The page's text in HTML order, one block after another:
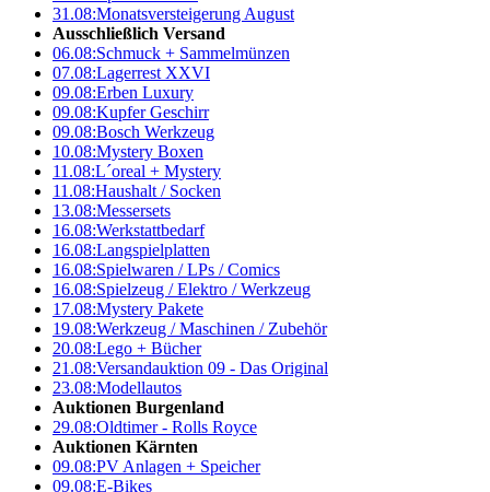
31.08:Monatsversteigerung August
Ausschließlich Versand
06.08:Schmuck + Sammelmünzen
07.08:Lagerrest XXVI
09.08:Erben Luxury
09.08:Kupfer Geschirr
09.08:Bosch Werkzeug
10.08:Mystery Boxen
11.08:L´oreal + Mystery
11.08:Haushalt / Socken
13.08:Messersets
16.08:Werkstattbedarf
16.08:Langspielplatten
16.08:Spielwaren / LPs / Comics
16.08:Spielzeug / Elektro / Werkzeug
17.08:Mystery Pakete
19.08:Werkzeug / Maschinen / Zubehör
20.08:Lego + Bücher
21.08:Versandauktion 09 - Das Original
23.08:Modellautos
Auktionen Burgenland
29.08:Oldtimer - Rolls Royce
Auktionen Kärnten
09.08:PV Anlagen + Speicher
09.08:E-Bikes